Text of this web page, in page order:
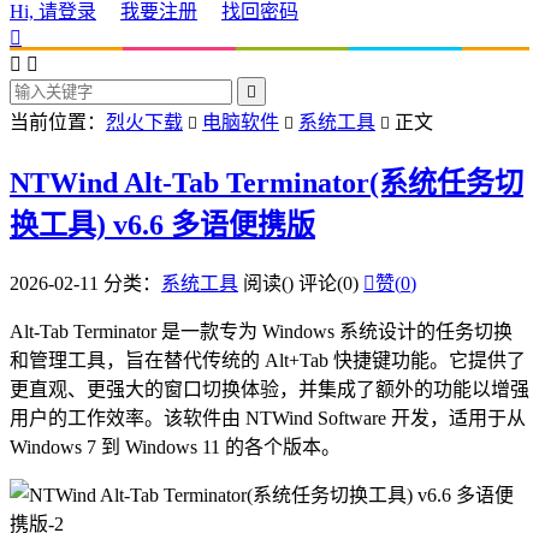
Hi, 请登录 我要注册
找回密码

 

当前位置： 烈火下载  电脑软件  系统工具  正文
NTWind Alt-Tab Terminator(系统任务切
换工具) v6.6 多语便携版
2026-02-11 分类： 系统工具 阅读() 评论(0) 赞(0)
Alt-Tab Terminator 是一款专为 Windows 系统设计的任务切换
和管理工具，旨在替代传统的 Alt+Tab 快捷键功能。它提供了
更直观、更强大的窗口切换体验，并集成了额外的功能以增强
用户的工作效率。该软件由 NTWind Software 开发，适用于从
Windows 7 到 Windows 11 的各个版本。